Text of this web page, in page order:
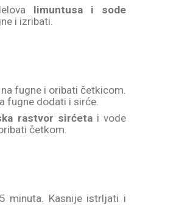
limuntusa i sode
i izribati.
na fugne i oribati četkicom.
fugne dodati i sirće.
rastvor sirćetai vode
četkom.
minuta. Kasnije istrljati i